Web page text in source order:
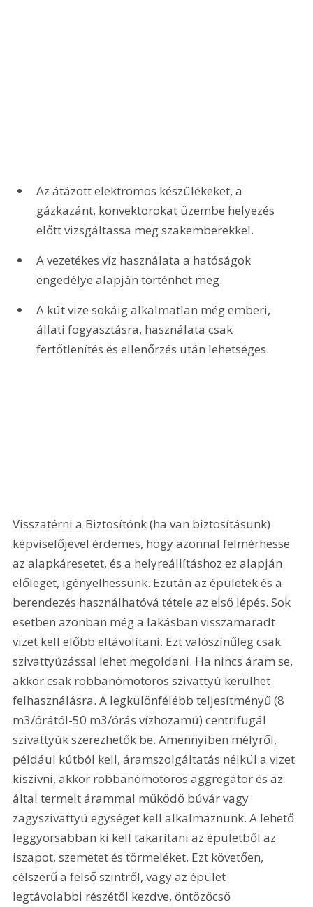
Az átázott elektromos készülékeket, a
gázkazánt, konvektorokat üzembe helyezés
előtt vizsgáltassa meg szakemberekkel.
A vezetékes víz használata a hatóságok
engedélye alapján történhet meg.
A kút vize sokáig alkalmatlan még emberi,
állati fogyasztásra, használata csak
fertőtlenítés és ellenőrzés után lehetséges.
Visszatérni a Biztosítónk (ha van biztosításunk)
képviselőjével érdemes, hogy azonnal felmérhesse
az alapkáresetet, és a helyreállításhoz ez alapján
előleget, igényelhessünk. Ezután az épületek és a
berendezés használhatóvá tétele az első lépés. Sok
esetben azonban még a lakásban visszamaradt
vizet kell előbb eltávolítani. Ezt valószínűleg csak
szivattyúzással lehet megoldani. Ha nincs áram se,
akkor csak robbanómotoros szivattyú kerülhet
felhasználásra. A legkülönfélébb teljesítményű (8
m3/órától-50 m3/órás vízhozamú) centrifugál
szivattyúk szerezhetők be. Amennyiben mélyről,
például kútból kell, áramszolgáltatás nélkül a vizet
kiszívni, akkor robbanómotoros aggregátor és az
által termelt árammal működő búvár vagy
zagyszivattyú egységet kell alkalmaznunk. A lehető
leggyorsabban ki kell takarítani az épületből az
iszapot, szemetet és törmeléket. Ezt követően,
célszerű a felső szintről, vagy az épület
legtávolabbi részétől kezdve, öntözőcső